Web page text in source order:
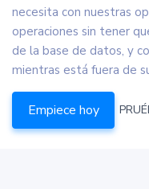
necesita con nuestras
operaciones sin tener
de la base de datos, y
mientras está fuera de
Empiece hoy